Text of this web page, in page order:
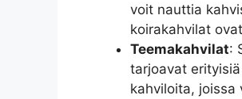
voit nauttia
koirakahvilat
Teemakahvilat:
tarjoavat
kahviloita, joissa